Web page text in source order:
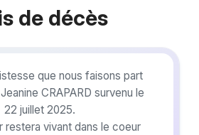
de décès
que nous faisons part
CRAPARD survenu le
22 juillet 2025.
restera vivant dans le coeur